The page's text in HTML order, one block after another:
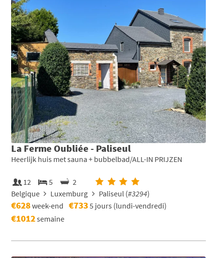
La Ferme Oubliée - Paliseul
Heerlijk huis met sauna + bubbelbad/ALL-IN PRIJZEN
12 5
2
Belgique
Luxemburg Paliseul (#3294)
€628week-end €7335 jours (lundi-vendredi)
€1012semaine